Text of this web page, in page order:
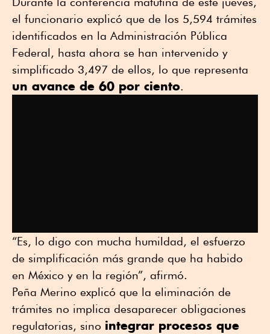
el funcionario explicó que de los 5,594 trámites
identificados en la Administración Pública
Federal, hasta ahora se han intervenido y
simplificado 3,497 de ellos, lo que representa
un avance de 60 por ciento.
“Es, lo digo con mucha humildad, el esfuerzo
de simplificación más grande que ha habido
en México y en la región”, afirmó.
Peña Merino explicó que la eliminación de
trámites no implica desaparecer obligaciones
regulatorias, sino integrar procesos que